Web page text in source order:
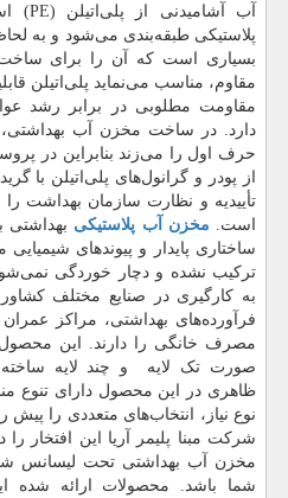
آب آشامیدنی از پلی‌اتیلن (PE
)
پلاستیکی طبقه‌بندی می‌شود و به
بسیاری است که آن را برای
مقاوم، مناسب می‌نماید پلی‌اتیلن
مقاومت مطلوبی در برابر رشد
دارد. در ساخت مخزن آب بهداشتی،
حرف اول را می‌زند بنابراین در
از پودر و گرانول‌های پلی‌اتیلن با
تأییدیه و نظارت سازمان بهداشت را
است. مخزن آب پلاستیکی بهداشتی
ساختاری پایدار و پیوندهای
ترکیب نشده و دچار خوردگی
به کارگیری در صنایع مختلف
فرآورده‌های بهداشتی، مراکز
مصرف خانگی را دارند. این
صورت تک لایه و چند لایه
ظاهری در این محصول دارای
نوع نیاز، انتخاب‌های متعددی را
شرکت مبنا پلیمر آریا این افتخار
مخزن آب بهداشتی تحت لیسانس
شما باشد. محصولات ارائه شده